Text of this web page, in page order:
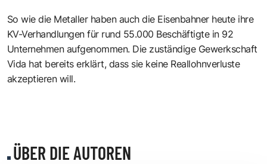
So wie die Metaller haben auch die Eisenbahner heute ihre
KV-Verhandlungen für rund 55.000 Beschäftigte in 92
Unternehmen aufgenommen. Die zuständige Gewerkschaft
Vida hat bereits erklärt, dass sie keine Reallohnverluste
akzeptieren will.
ÜBER DIE AUTOREN